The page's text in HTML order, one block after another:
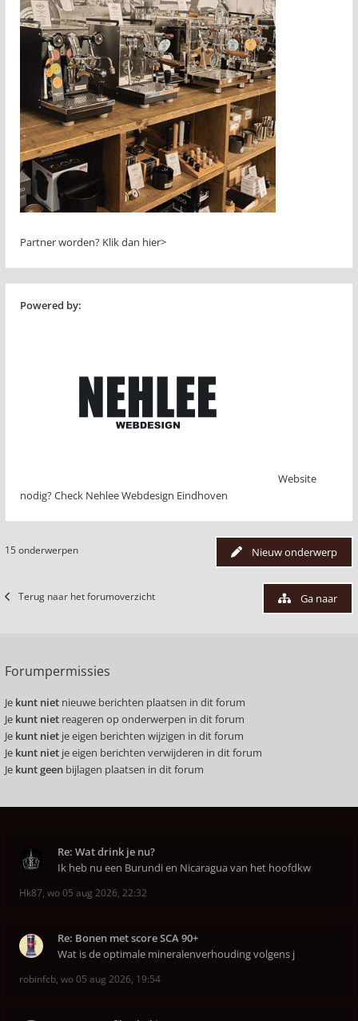
Partner worden? Klik dan hier>
Powered by:
Website
nodig? Check Nehlee Webdesign Eindhoven
Nieuw onderwerp
15 onderwerpen
Terug naar het forumoverzicht Ga naar
Forumpermissies
Je kunt niet nieuwe berichten plaatsen in dit forum
Je kunt niet reageren op onderwerpen in dit forum
Je kunt niet je eigen berichten wijzigen in dit forum
Je kunt niet je eigen berichten verwijderen in dit forum
Je kunt geen bijlagen plaatsen in dit forum
Re: Wat drink je nu?
Ik heb nu een Burundi en Nicaragua van het hoofdkw
Hk87, wo 05 aug 2026, 22:32
Re: Bonen met score SCA 90+
Wat is de optimale mineralenverhouding volgens j
robinfcb, wo 05 aug 2026, 19:54